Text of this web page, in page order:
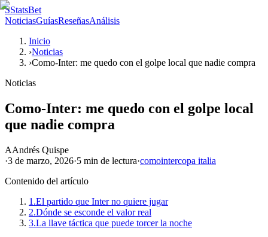
SStatsBet
NoticiasGuíasReseñasAnálisis
Inicio
›Noticias
›Como-Inter: me quedo con el golpe local que nadie compra
Noticias
Como-Inter: me quedo con el golpe local
que nadie compra
AAndrés Quispe
·3 de marzo, 2026·5 min de lectura·comointercopa italia
Contenido del artículo
1.El partido que Inter no quiere jugar
2.Dónde se esconde el valor real
3.La llave táctica que puede torcer la noche